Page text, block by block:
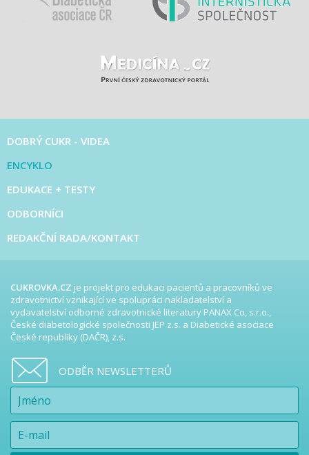
DOBRÝ CUKR - VIDEA
ENCYKLO
EDUKACE + TESTY
ODBORNÍCI
REDAKČNÍ RADA/KONTAKT
CUKROVKA.CZ je projekt pro edukaci pacientů a pracovníků ve
zdravotnictví vznikající ve spolupráci nakladatelství a
vydavatelství odborné zdravotnické literatury PANAX Co, s.r.o.,
České diabetologické společnosti JEP z.s. a Diabetické asociace
České republiky (DAČR), z.s.
ODBĚR NEWSLETTERŮ